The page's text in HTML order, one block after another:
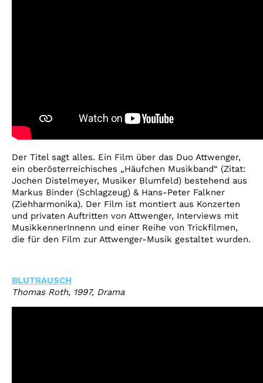
Der Titel sagt alles. Ein Film über das Duo Attwenger,
ein oberösterreichisches „Häufchen Musikband“ (Zitat:
Jochen Distelmeyer, Musiker Blumfeld) bestehend aus
Markus Binder (Schlagzeug) & Hans-Peter Falkner
(Ziehharmonika). Der Film ist montiert aus Konzerten
und privaten Auftritten von Attwenger, Interviews mit
MusikkennerInnenn und einer Reihe von Trickfilmen,
die für den Film zur Attwenger-Musik gestaltet wurden.
BLUTRAUSCH
Thomas Roth, 1997, Drama